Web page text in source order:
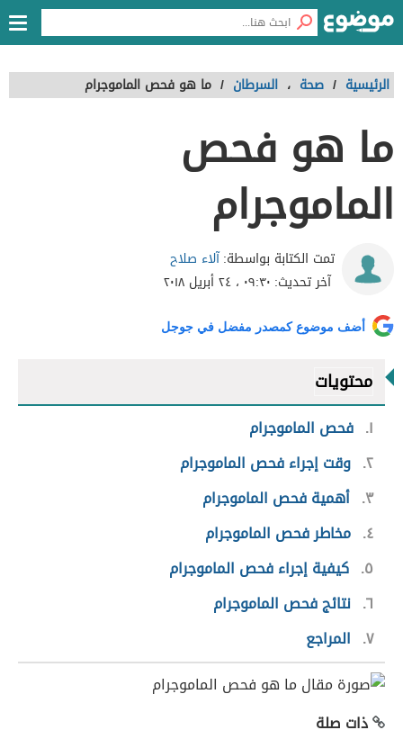
الرئيسية / صحة ، السرطان / ما هو فحص الماموجرام
ما هو فحص
الماموجرام
تمت الكتابة بواسطة:آلاء صلاح
آخر تحديث: ٠٩:٣٠ ، ٢٤ أبريل ٢٠١٨
أضف موضوع كمصدر مفضل في جوجل
محتويات
١ فحص الماموجرام
٢ وقت إجراء فحص الماموجرام
٣ أهمية فحص الماموجرام
٤ مخاطر فحص الماموجرام
٥ كيفية إجراء فحص الماموجرام
٦ نتائج فحص الماموجرام
٧ المراجع
ذات صلة